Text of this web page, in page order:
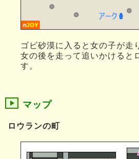
ゴビ砂漠に入ると女の子が走
女の後を走って追いかけると
す。
マップ
ロウランの町